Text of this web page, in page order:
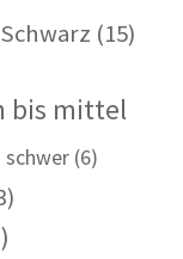
Schwarz (15)
bis mittel
schwer(6)